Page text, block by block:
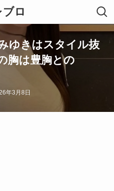
ブロ
ゆきはスタイル抜
胸は豊胸との
年3月8日